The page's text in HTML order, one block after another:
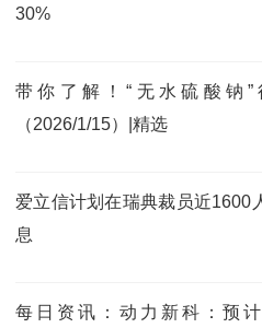
30%
带你了解！“无水硫酸钠
（2026/1/15）|精选
爱立信计划在瑞典裁员近1600
息
每日资讯：动力新科：预